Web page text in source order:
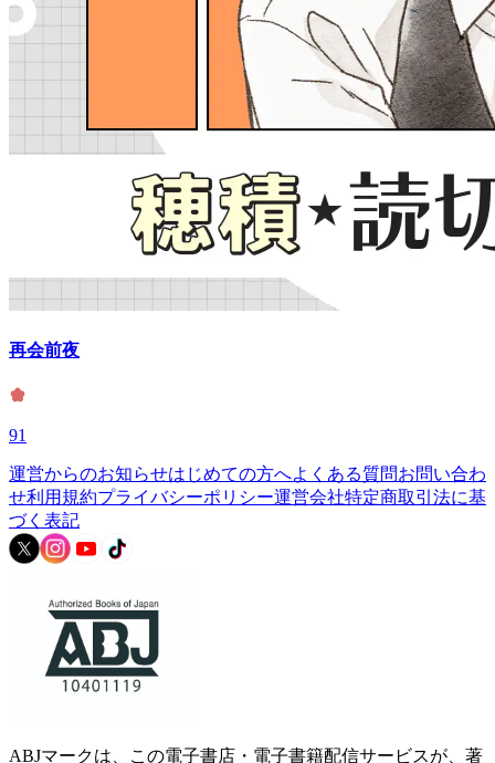
再会前夜
91
運営からのお知らせはじめての方へよくある質問お問い合わ
せ利用規約プライバシーポリシー運営会社特定商取引法に基
づく表記
ABJマークは、この電子書店・電子書籍配信サービスが、著